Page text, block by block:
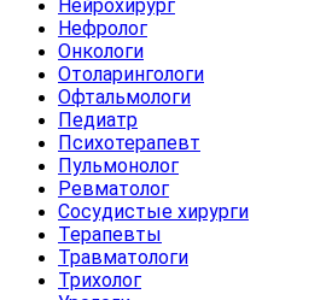
Нейрохирург
Нефролог
Онкологи
Отоларингологи
Офтальмологи
Педиатр
Психотерапевт
Пульмонолог
Ревматолог
Сосудистые хирурги
Терапевты
Травматологи
Трихолог